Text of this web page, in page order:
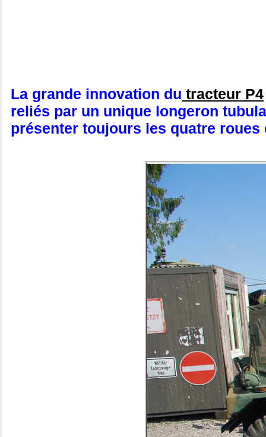
La grande innovation du tracteur P4
reliés par un unique longeron
présenter toujours les quatre roues